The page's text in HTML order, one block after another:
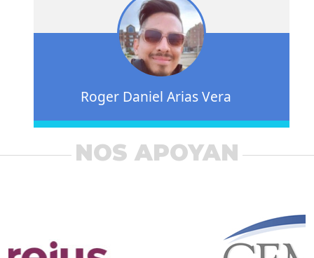
Roger Daniel Arias Vera
NOS APOYAN